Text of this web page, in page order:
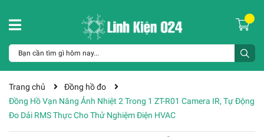
Trang chủ
Đồng hồ đo
Đồng Hồ Vạn Năng Ảnh Nhiệt 2 Trong 1 ZT-R01 Camera IR, Tự Động
Đo Dải RMS Thực Cho Thử Nghiệm Điện HVAC